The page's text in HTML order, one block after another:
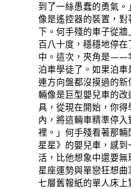
到了一絲愚蠢的勇氣
像是遙控器的裝置，
下。何手殘的車子從
百八十度，穩穩地停
中。這次，夾角是——
泊車學徒了。如果泊
連方向盤都沒摸過的
輛像是巨型嬰兒車的
具，從現在開始，你
內，將這輛車精準停
裡。」何手殘看著那
星星》的嬰兒車，感
活，比他想象中還要
星座運勢與單戀狂想
七層舊報紙的單人床